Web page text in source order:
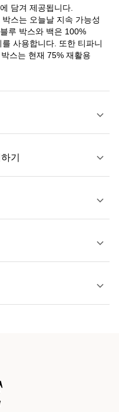
담겨 제공됩니다.
스는 오늘날 지속 가능성
루 박스와 백은 100%
사용합니다. 또한 티파니
스는 현재 75% 재활용
기